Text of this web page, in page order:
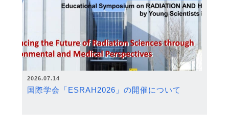
2026.07.14
国際学会「ESRAH2026」の開催について